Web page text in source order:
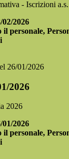
- Iscrizioni
02/2026
il personale,
26/01/2026
2026
2026
01/2026
il personale,